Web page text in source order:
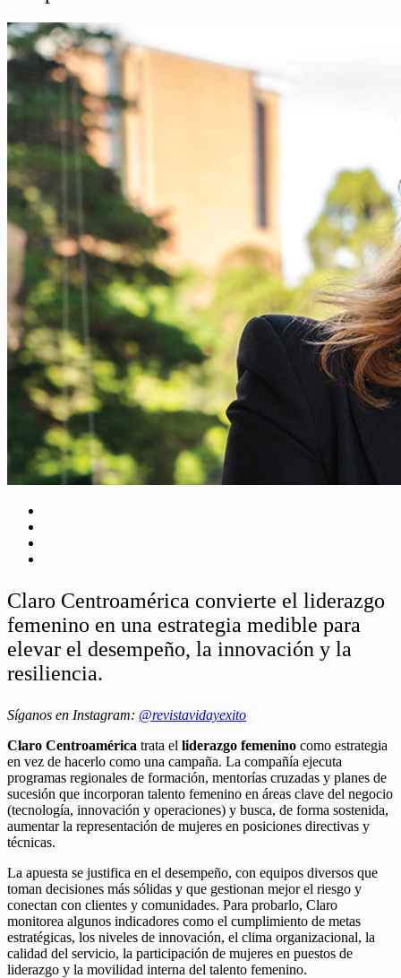
Claro Centroamérica convierte el liderazgo
femenino en una estrategia medible para
elevar el desempeño, la innovación y la
resiliencia.
Síganos en Instagram: @revistavidayexito
Claro Centroamérica trata el liderazgo femenino como estrategia
en vez de hacerlo como una campaña. La compañía ejecuta
programas regionales de formación, mentorías cruzadas y planes de
sucesión que incorporan talento femenino en áreas clave del negocio
(tecnología, innovación y operaciones) y busca, de forma sostenida,
aumentar la representación de mujeres en posiciones directivas y
técnicas.
La apuesta se justifica en el desempeño, con equipos diversos que
toman decisiones más sólidas y que gestionan mejor el riesgo y
conectan con clientes y comunidades. Para probarlo, Claro
monitorea algunos indicadores como el cumplimiento de metas
estratégicas, los niveles de innovación, el clima organizacional, la
calidad del servicio, la participación de mujeres en puestos de
liderazgo y la movilidad interna del talento femenino.